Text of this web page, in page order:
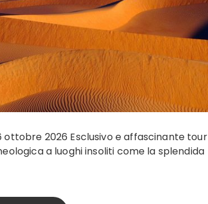
ottobre 2026 Esclusivo e affascinante tour
a luoghi insoliti come la splendida